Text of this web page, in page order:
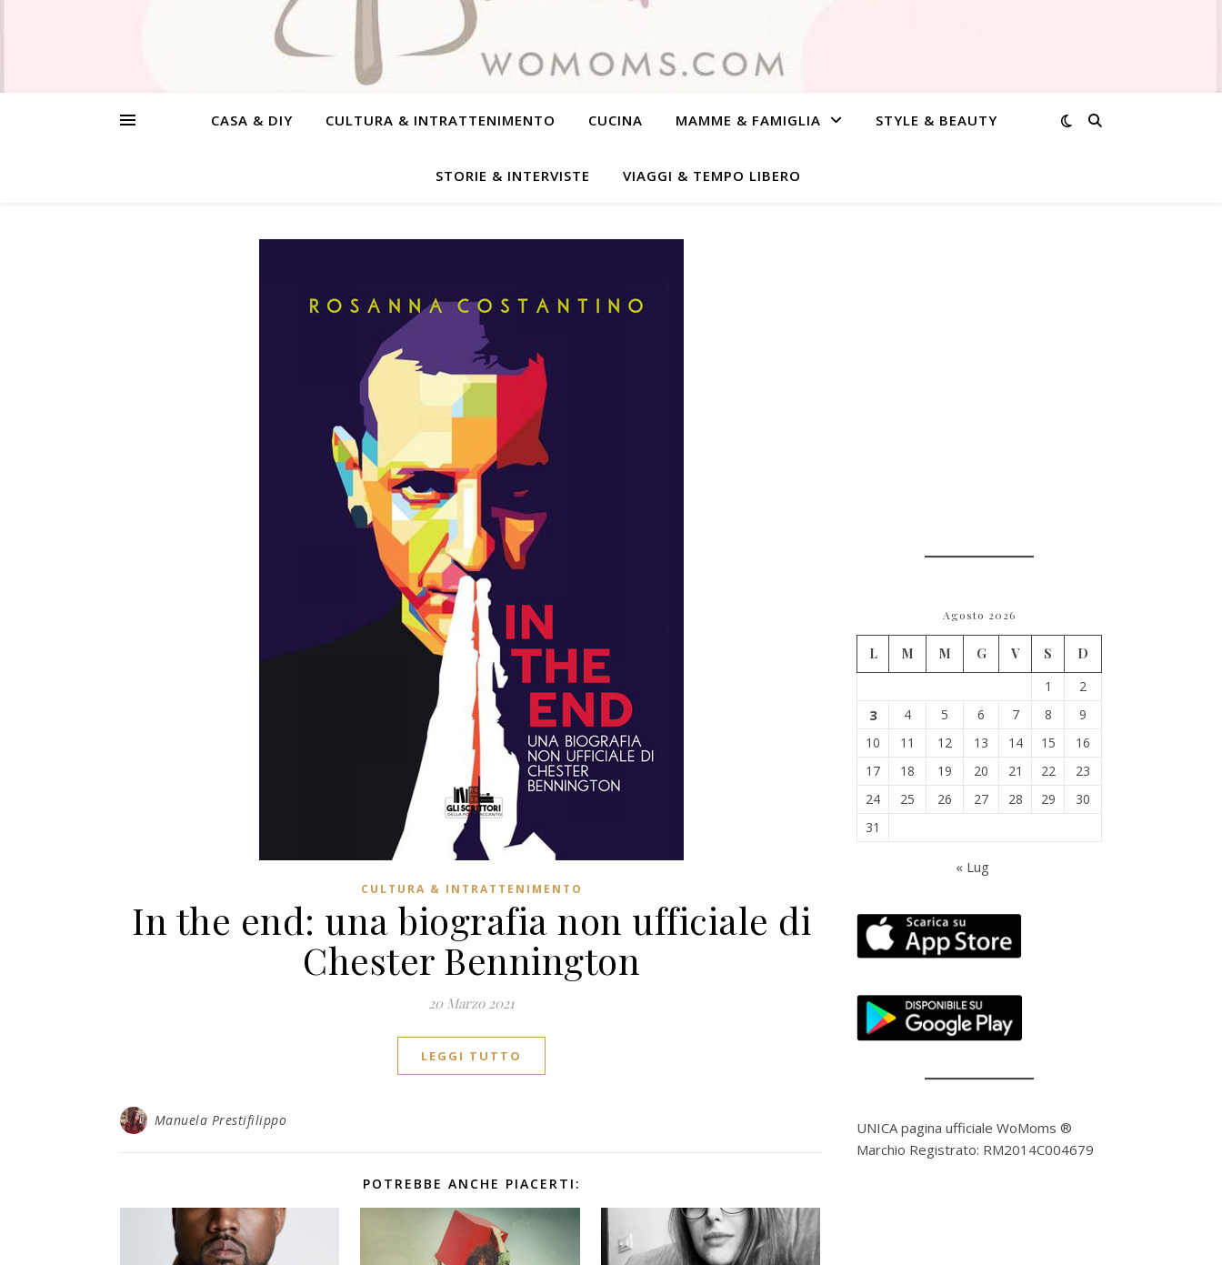
CASA & DIY CULTURA & INTRATTENIMENTO CUCINA MAMME & FAMIGLIA STYLE & BEAUTY
STORIE & INTERVISTE VIAGGI & TEMPO LIBERO
CULTURA & INTRATTENIMENTO
In the end: una biografia non ufficiale di
Chester Bennington
20 Marzo 2021
LEGGI TUTTO
Manuela Prestifilippo
POTREBBE ANCHE PIACERTI:
Agosto 2026
L M M G V S
D
1
2
3 4 5 6 7 8
9
10
11 12 13 14 15
16
17
18 19 20 21 22
23
24
25 26 27 28 29
30
31
« Lug
UNICA pagina ufficiale WoMoms ®
Marchio Registrato: RM2014C004679